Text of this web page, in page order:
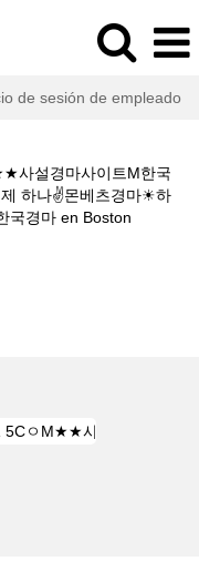
de sesión de empleado
사설경마사이트M한국
제 하나✌몬베츠경마☀하
국경마 en Boston